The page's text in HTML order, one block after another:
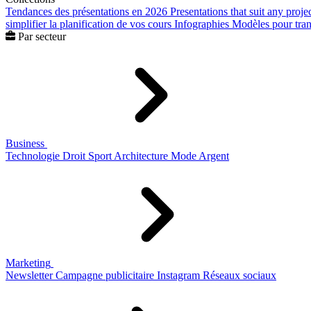
Tendances des présentations en 2026 Presentations that suit any
simplifier la planification de vos cours Infographies Modèles pour
Par secteur
Business
Technologie Droit Sport Architecture Mode Argent
Marketing
Newsletter Campagne publicitaire Instagram Réseaux sociaux